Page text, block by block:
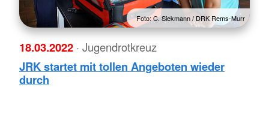
Foto: C. Siekmann / DRK Rems-Murr
18.03.2022 · Jugendrotkreuz
JRK startet mit tollen Angeboten wieder
durch